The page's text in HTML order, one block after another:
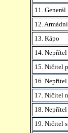
11. Generál
12.
13. Kápo
14.
15. Ničitel
16.
17. Ničitel
18. Nepřítel
19. Ničitel